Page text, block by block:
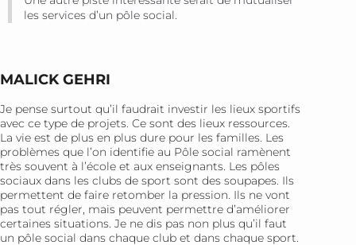
les services d’un pôle social.
MALICK GEHRI
Je pense surtout qu’il faudrait investir les lieux sportifs
avec ce type de projets. Ce sont des lieux ressources.
La vie est de plus en plus dure pour les familles. Les
problèmes que l’on identifie au Pôle social ramènent
très souvent à l’école et aux enseignants. Les pôles
sociaux dans les clubs de sport sont des soupapes. Ils
permettent de faire retomber la pression. Ils ne vont
pas tout régler, mais peuvent permettre d’améliorer
certaines situations. Je ne dis pas non plus qu’il faut
un pôle social dans chaque club et dans chaque sport.